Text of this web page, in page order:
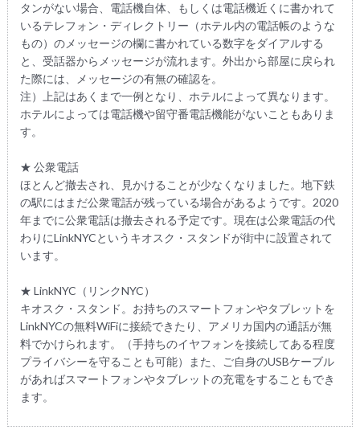
タンがない場合、電話機自体、もしくは電話機近くに書かれて
いるテレフォン・ディレクトリー（ホテル内の電話帳のような
もの）のメッセージの欄に書かれている数字をダイアルする
と、受話器からメッセージが流れます。外出から部屋に戻られ
た際には、メッセージの有無の確認を。
注）上記はあくまで一例となり、ホテルによって異なります。
ホテルによっては電話機や留守番電話機能がないこともありま
す。
★ 公衆電話
ほとんど撤去され、見かけることが少なくなりました。地下鉄
の駅にはまだ公衆電話が残っている場合があるようです。2020
年までに公衆電話は撤去される予定です。現在は公衆電話の代
わりにLinkNYCというキオスク・スタンドが街中に設置されて
います。
★ LinkNYC（リンクNYC）
キオスク・スタンド。お持ちのスマートフォンやタブレットを
LinkNYCの無料WiFiに接続できたり、アメリカ国内の通話が無
料でかけられます。（手持ちのイヤフォンを接続してある程度
プライバシーを守ることも可能）また、ご自身のUSBケーブル
があればスマートフォンやタブレットの充電をすることもでき
ます。